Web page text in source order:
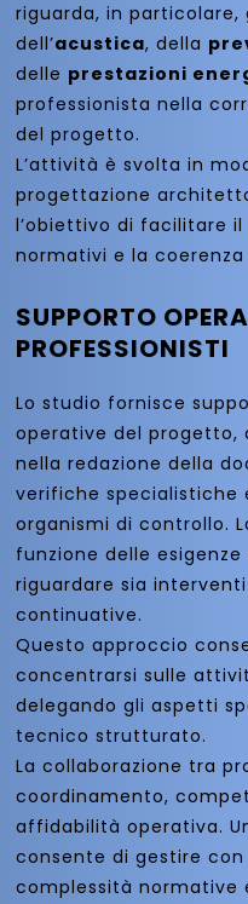
riguarda, in
dell’acustica, della
delle prestazioni
professionista nella
del progetto.
L’attività è svolta in
progettazione
l’obiettivo di facilitare
normativi e la
SUPPORTO
PROFESSIONISTI
Lo studio fornisce
operative del progetto,
nella redazione della
verifiche specialistiche
organismi di controllo.
funzione delle
riguardare sia
continuative.
Questo approccio
concentrarsi sulle
delegando gli aspetti
tecnico strutturato.
La collaborazione tra
coordinamento,
affidabilità operativa.
consente di gestire
complessità normative